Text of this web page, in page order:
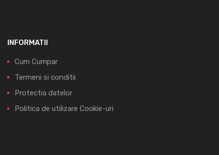
INFORMATII
Cum Cumpar
Termeni si conditii
Protectia datelor
Politica de utilizare Cookie-uri